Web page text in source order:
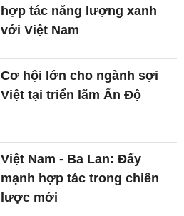
hợp tác năng lượng xanh
với Việt Nam
Cơ hội lớn cho ngành sợi
Việt tại triển lãm Ấn Độ
Việt Nam - Ba Lan: Đẩy
mạnh hợp tác trong chiến
lược mới